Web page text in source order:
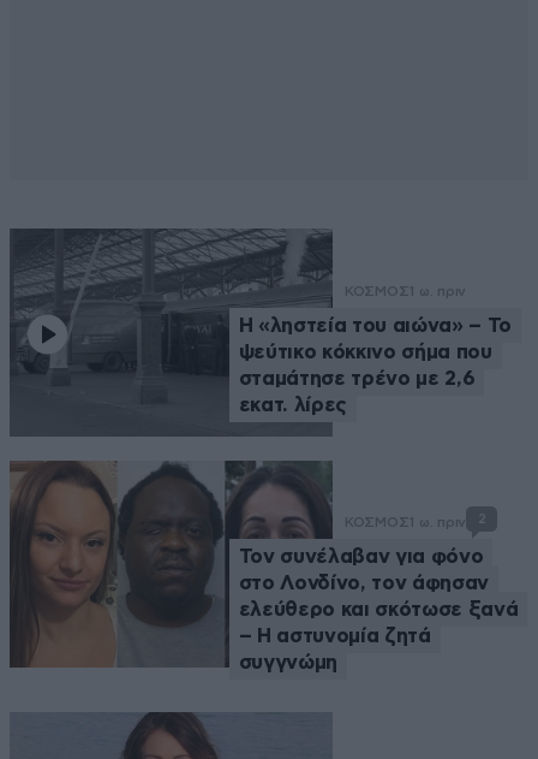
ΚΟΣΜΟΣ 1 ω. πριν
Η «ληστεία του αιώνα» – Το
ψεύτικο κόκκινο σήμα που
σταμάτησε τρένο με 2,6
εκατ. λίρες
ΚΟΣΜΟΣ 1 ω. πριν 2
Τον συνέλαβαν για φόνο
στο Λονδίνο, τον άφησαν
ελεύθερο και σκότωσε ξανά
– Η αστυνομία ζητά
συγγνώμη